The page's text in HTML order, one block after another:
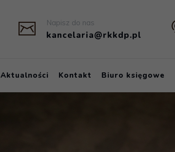
Napisz do nas
kancelaria@rkkdp.pl
Aktualności Kontakt Biuro księgowe